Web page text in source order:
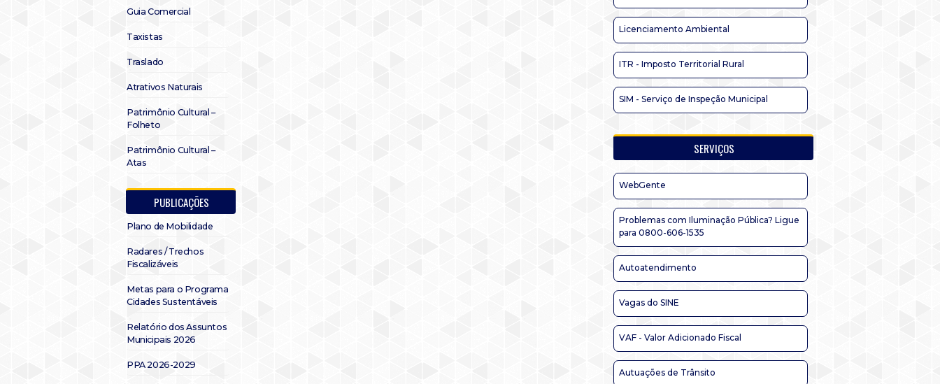
Guia Comercial
Taxistas
Traslado
Atrativos Naturais
Patrimônio Cultural –
Folheto
Patrimônio Cultural –
Atas
PUBLICAÇÕES
Plano de Mobilidade
Radares / Trechos
Fiscalizáveis
Metas para o Programa
Cidades Sustentáveis
Relatório dos Assuntos
Municipais 2026
PPA 2026-2029
Licenciamento Ambiental
ITR - Imposto Territorial Rural
SIM - Serviço de Inspeção Municipal
SERVIÇOS
WebGente
Problemas com Iluminação Pública? Ligue
para 0800-606-1535
Autoatendimento
Vagas do SINE
VAF - Valor Adicionado Fiscal
Autuações de Trânsito